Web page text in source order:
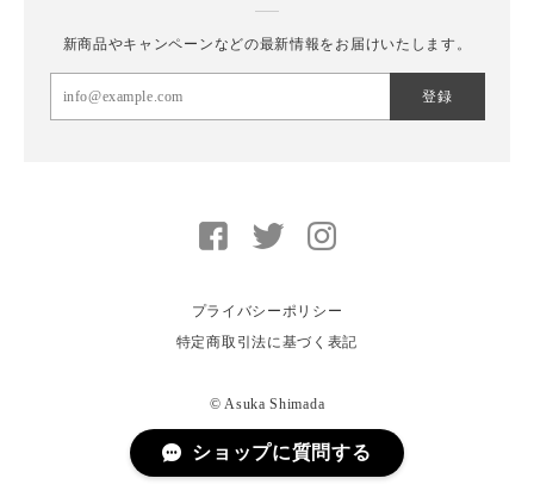
新商品やキャンペーンなどの最新情報をお届けいたします。
登録
プライバシーポリシー
特定商取引法に基づく表記
© Asuka Shimada
ショップに質問する